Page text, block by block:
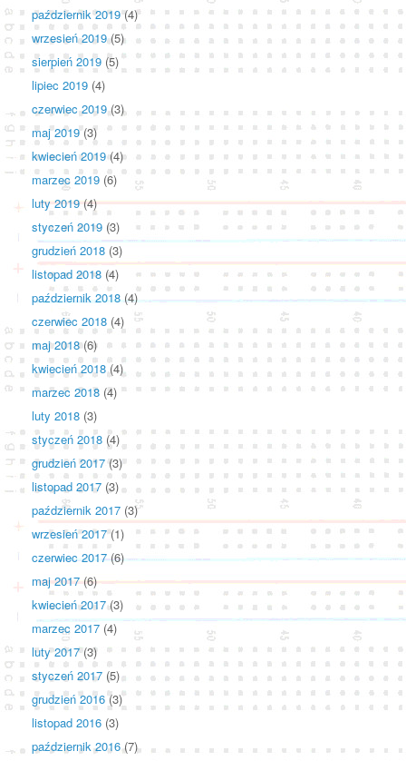
październik 2019(4)
wrzesień 2019(5)
sierpień 2019 (5)
lipiec 2019 (4)
czerwiec 2019(3)
maj 2019(3)
kwiecień 2019(4)
marzec 2019 (6)
luty 2019(4)
styczeń 2019 (3)
grudzień 2018 (3)
listopad 2018 (4)
październik 2018(4)
czerwiec 2018 (4)
maj 2018(6)
kwiecień 2018(4)
marzec 2018 (4)
luty 2018 (3)
styczeń 2018 (4)
grudzień 2017(3)
listopad 2017 (3)
październik 2017 (3)
wrzesień 2017(1)
czerwiec 2017 (6)
maj 2017 (6)
kwiecień 2017(3)
marzec 2017 (4)
luty 2017(3)
styczeń 2017 (5)
grudzień 2016(3)
listopad 2016 (3)
październik 2016(7)